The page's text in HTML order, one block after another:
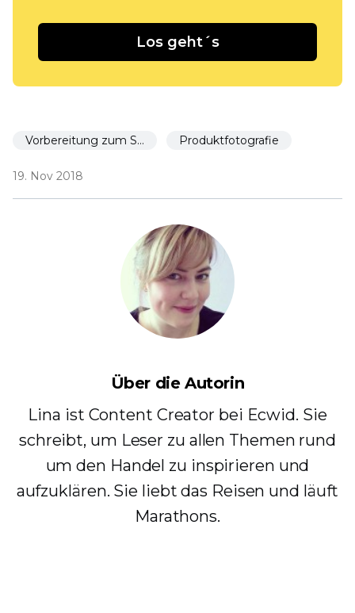
Los geht´s
Vorbereitung zum Start Produktfotografie
19. Nov 2018
Über die Autorin
Lina ist Content Creator bei Ecwid. Sie
schreibt, um Leser zu allen Themen rund
um den Handel zu inspirieren und
aufzuklären. Sie liebt das Reisen und läuft
Marathons.